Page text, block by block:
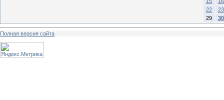
22
23
29
30
Полная версия сайта